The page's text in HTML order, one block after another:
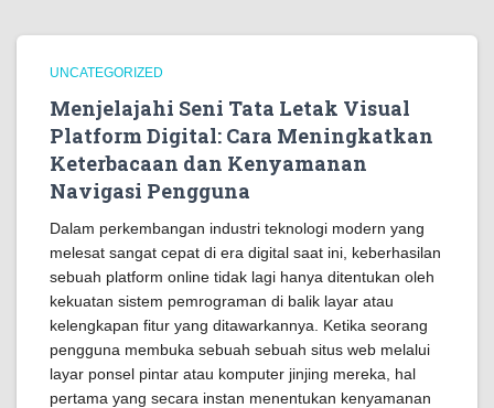
UNCATEGORIZED
Menjelajahi Seni Tata Letak Visual
Platform Digital: Cara Meningkatkan
Keterbacaan dan Kenyamanan
Navigasi Pengguna
Dalam perkembangan industri teknologi modern yang
melesat sangat cepat di era digital saat ini, keberhasilan
sebuah platform online tidak lagi hanya ditentukan oleh
kekuatan sistem pemrograman di balik layar atau
kelengkapan fitur yang ditawarkannya. Ketika seorang
pengguna membuka sebuah sebuah situs web melalui
layar ponsel pintar atau komputer jinjing mereka, hal
pertama yang secara instan menentukan kenyamanan